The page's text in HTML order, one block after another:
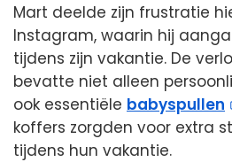
Mart deelde zijn frustratie
Instagram, waarin hij
tijdens zijn vakantie. De
bevatte niet alleen
ook essentiële babyspullen
koffers zorgden voor extra
tijdens hun vakantie.